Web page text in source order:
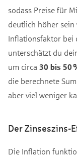
sodass Preise für
deutlich höher sein
Inflationsfaktor bei
unterschätzt du
um circa 30 bis 50
die berechnete
aber viel weniger
Der Zinseszins-
Die Inflation